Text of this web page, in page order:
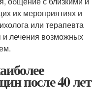
их мероприятиях и
или терапевта
лечения возможных
после 40 лет